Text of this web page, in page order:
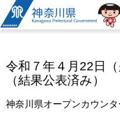
神奈川県
令和７年４月22日
（結果公表済み）
神奈川県オープンカウン